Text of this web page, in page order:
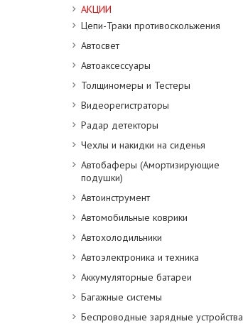
АКЦИИ
Цепи-Траки противоскольжения
Автосвет
Автоаксессуары
Толщиномеры и Тестеры
Видеорегистраторы
Радар детекторы
Чехлы и накидки на сиденья
Автобаферы (Амортизирующие
подушки)
Автоинструмент
Автомобильные коврики
Автохолодильники
Автоэлектроника и техника
Аккумуляторные батареи
Багажные системы
Беспроводные зарядные устройства